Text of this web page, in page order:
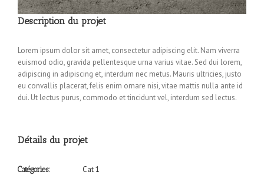
Description du projet
Lorem ipsum dolor sit amet, consectetur adipiscing elit. Nam viverra
euismod odio, gravida pellentesque urna varius vitae. Sed dui lorem,
adipiscing in adipiscing et, interdum nec metus. Mauris ultricies, justo
eu convallis placerat, felis enim ornare nisi, vitae mattis nulla ante id
dui. Ut lectus purus, commodo et tincidunt vel, interdum sed lectus.
Détails du projet
Catégories:
Cat 1